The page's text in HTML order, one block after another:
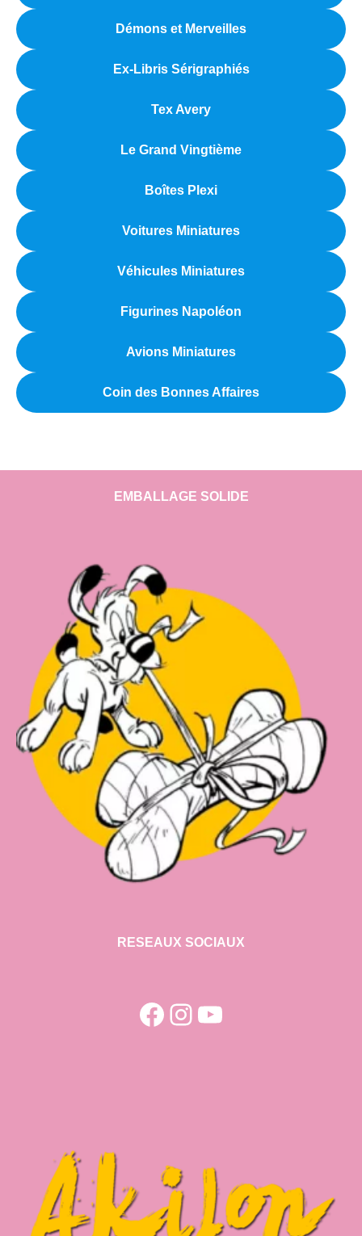
Démons et Merveilles
Ex-Libris Sérigraphiés
Tex Avery
Le Grand Vingtième
Boîtes Plexi
Voitures Miniatures
Véhicules Miniatures
Figurines Napoléon
Avions Miniatures
Coin des Bonnes Affaires
EMBALLAGE SOLIDE
RESEAUX SOCIAUX
Facebook
Instagram
YouTube